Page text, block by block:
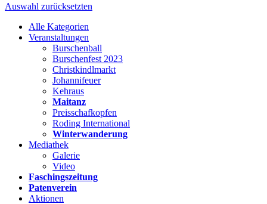
Auswahl zurücksetzten
Alle Kategorien
Veranstaltungen
Burschenball
Burschenfest 2023
Christkindlmarkt
Johannifeuer
Kehraus
Maitanz
Preisschafkopfen
Roding International
Winterwanderung
Mediathek
Galerie
Video
Faschingszeitung
Patenverein
Aktionen